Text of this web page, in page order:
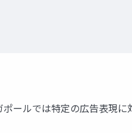
ールでは特定の広告表現に